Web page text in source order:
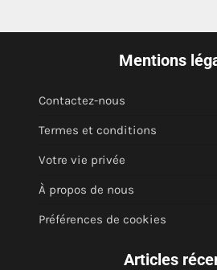
Mentions
Contactez-nous
Termes et conditions
Votre vie privée
À propos de nous
Préférences de cookies
Articles